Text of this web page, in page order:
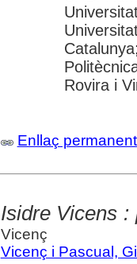
Rovira i
Enllaç
Isidre Vicens
Vicenç
Vicenç i Pascual,